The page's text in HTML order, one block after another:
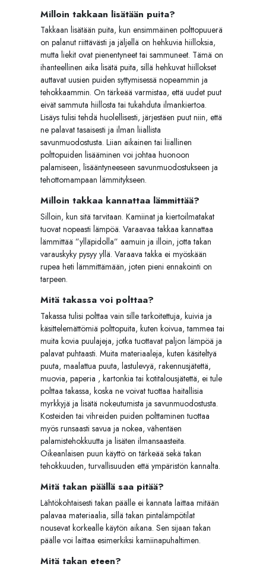
Milloin takkaan lisätään puita?
Takkaan lisätään puita, kun ensimmäinen polttopuuerä
on palanut riittävästi ja jäljellä on hehkuvia hiilloksia,
mutta liekit ovat pienentyneet tai sammuneet. Tämä on
ihanteellinen aika lisätä puita, sillä hehkuvat hiillokset
auttavat uusien puiden syttymisessä nopeammin ja
tehokkaammin. On tärkeää varmistaa, että uudet puut
eivät sammuta hiillosta tai tukahduta ilmankiertoa.
Lisäys tulisi tehdä huolellisesti, järjestäen puut niin, että
ne palavat tasaisesti ja ilman liiallista
savunmuodostusta. Liian aikainen tai liiallinen
polttopuiden lisääminen voi johtaa huonoon
palamiseen, lisääntyneeseen savunmuodostukseen ja
tehottomampaan lämmitykseen.
Milloin takkaa kannattaa lämmittää?
Silloin, kun sitä tarvitaan. Kamiinat ja kiertoilmatakat
tuovat nopeasti lämpöä. Varaavaa takkaa kannattaa
lämmittää ”ylläpidolla” aamuin ja illoin, jotta takan
varauskyky pysyy yllä. Varaava takka ei myöskään
rupea heti lämmittämään, joten pieni ennakointi on
tarpeen.
Mitä takassa voi polttaa?
Takassa tulisi polttaa vain sille tarkoitettuja, kuivia ja
käsittelemättömiä polttopuita, kuten koivua, tammea tai
muita kovia puulajeja, jotka tuottavat paljon lämpöä ja
palavat puhtaasti. Muita materiaaleja, kuten käsiteltyä
puuta, maalattua puuta, lastulevyä, rakennusjätettä,
muovia, paperia , kartonkia tai kotitalousjätettä, ei tule
polttaa takassa, koska ne voivat tuottaa haitallisia
myrkkyjä ja lisätä nokeutumista ja savunmuodostusta.
Kosteiden tai vihreiden puiden polttaminen tuottaa
myös runsaasti savua ja nokea, vähentäen
palamistehokkuutta ja lisäten ilmansaasteita.
Oikeanlaisen puun käyttö on tärkeää sekä takan
tehokkuuden, turvallisuuden että ympäristön kannalta.
Mitä takan päällä saa pitää?
Lähtökohtaisesti takan päälle ei kannata laittaa mitään
palavaa materiaalia, sillä takan pintalämpötilat
nousevat korkealle käytön aikana. Sen sijaan takan
päälle voi laittaa esimerkiksi kamiinapuhaltimen.
Mitä takan eteen?